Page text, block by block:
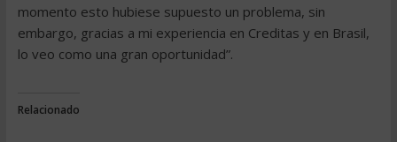
momento esto hubiese supuesto un problema, sin
embargo, gracias a mi experiencia en Creditas y en Brasil,
lo veo como una gran oportunidad”.
Relacionado